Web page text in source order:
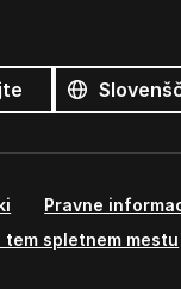
jeziki
Jezik
Pravne
tem spletnem mestu